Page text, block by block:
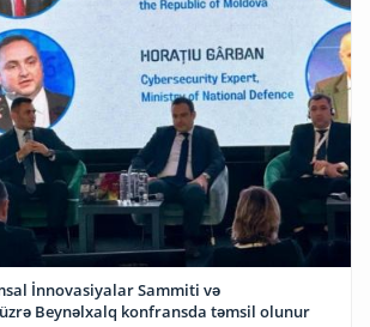
İnnovasiyalar Sammiti və
Beynəlxalq konfransda təmsil olunur